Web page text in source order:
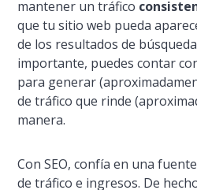
mantener un tráfico
que tu sitio web pueda
de los resultados de
importante, puedes contar
para generar
de tráfico que rinde
manera.
Con SEO, confí­a en una
de tráfico e ingresos. De